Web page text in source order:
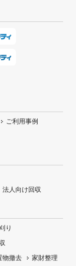
ご利用事例
法人向け回収
り
物撤去 家財整理